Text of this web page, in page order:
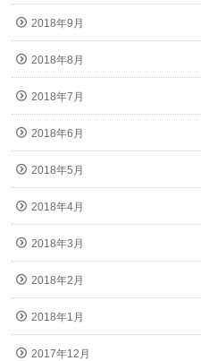
2018年9月
2018年8月
2018年7月
2018年6月
2018年5月
2018年4月
2018年3月
2018年2月
2018年1月
2017年12月